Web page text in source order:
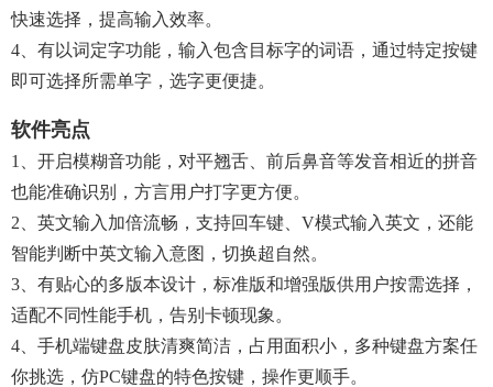
快速选择，提高输入效率。
4、有以词定字功能，输入包含目标字的词语，通过特定按键
即可选择所需单字，选字更便捷。
软件亮点
1、开启模糊音功能，对平翘舌、前后鼻音等发音相近的拼音
也能准确识别，方言用户打字更方便。
2、英文输入加倍流畅，支持回车键、V模式输入英文，还能
智能判断中英文输入意图，切换超自然。
3、有贴心的多版本设计，标准版和增强版供用户按需选择，
适配不同性能手机，告别卡顿现象。
4、手机端键盘皮肤清爽简洁，占用面积小，多种键盘方案任
你挑选，仿PC键盘的特色按键，操作更顺手。